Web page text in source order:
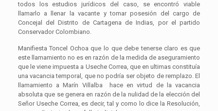
todos los estudios jurídicos del caso, se encontró viable
llamarlo a llenar la vacante y tomar posesión del cargo de
Concejal del Distrito de Cartagena de Indias, por el partido
Conservador Colombiano.
Manifiesta Toncel Ochoa que lo que debe tenerse claro es que
este llamamiento no es en razón de la medida de aseguramiento
que le viene impuesta a Useche Correa, que en ultimas constituía
una vacancia temporal, que no podría ser objeto de remplazo. El
llamamiento a Marín Villalba hace en virtud de la vacancia
absoluta que se genera en razón de la nulidad de la elección del
Señor Useche Correa, es decir, tal y como lo dice la Resolución,